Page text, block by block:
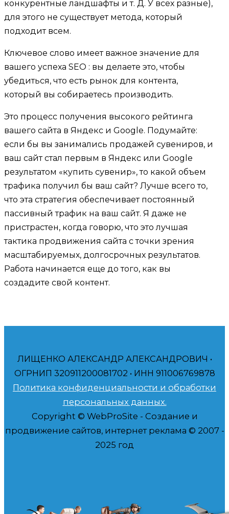
конкурентные ландшафты и т. Д. У всех разные),
для этого не существует метода, который
подходит всем.
Ключевое слово имеет важное значение для
вашего успеха SEO : вы делаете это, чтобы
убедиться, что есть рынок для контента,
который вы собираетесь производить.
Это процесс получения высокого рейтинга
вашего сайта в Яндекс и Google. Подумайте:
если бы вы занимались продажей сувениров, и
ваш сайт стал первым в Яндекс или Google
результатом «купить сувенир», то какой объем
трафика получил бы ваш сайт? Лучше всего то,
что эта стратегия обеспечивает постоянный
пассивный трафик на ваш сайт. Я даже не
пристрастен, когда говорю, что это лучшая
тактика продвижения сайта с точки зрения
масштабируемых, долгосрочных результатов.
Работа начинается еще до того, как вы
создадите свой контент.
ЛИЩЕНКО АЛЕКСАНДР АЛЕКСАНДРОВИЧ •
ОГРНИП 320911200081702 • ИНН 911006769878
Политика конфиденциальности и обработки
персональных данных.
Copyright © WebProSite - Создание и
продвижение сайтов, интернет реклама © 2007 -
2025 год